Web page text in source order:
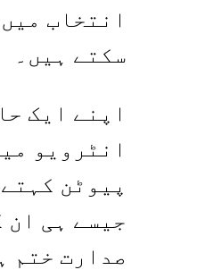
انتخاب
سکتے ہیں۔
اپنے ایک
انٹرویو
پیوٹن
جیسے ہی ان
صدارت ختم